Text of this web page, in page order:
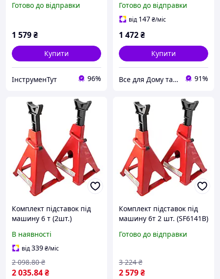
GT0405
Готово до відправки
1 579₴
Купити
ІнструменТут 96%
Готово до відправки
від 147₴/міс
1 472₴
Купити
Все для Дому та Саду Bizon24🛠 91%
Комплект підставок під
машину 6 т (2шт.)
В наявності
від339₴/міс
2 035.84₴
2 098.80 ₴
Комплект підставок під
машину 6т 2 шт. (SF6141B)
Готово до відправки
2 579₴
3 224 ₴